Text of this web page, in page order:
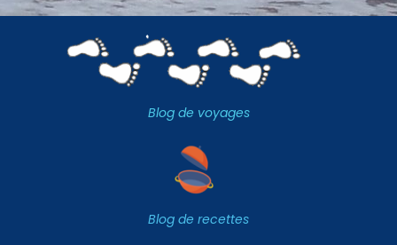
Blog de voyages
Blog de recettes